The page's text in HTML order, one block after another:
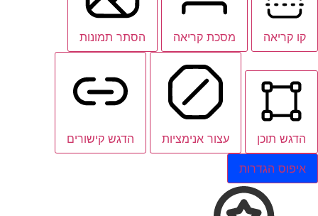
קו קריאה מסכת קריאה הסתר תמונות
הדגש תוכן עצור אנימציות הדגש קישורים
איפוס הגדרות